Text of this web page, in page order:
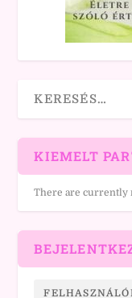
KIEMELT
There are currently